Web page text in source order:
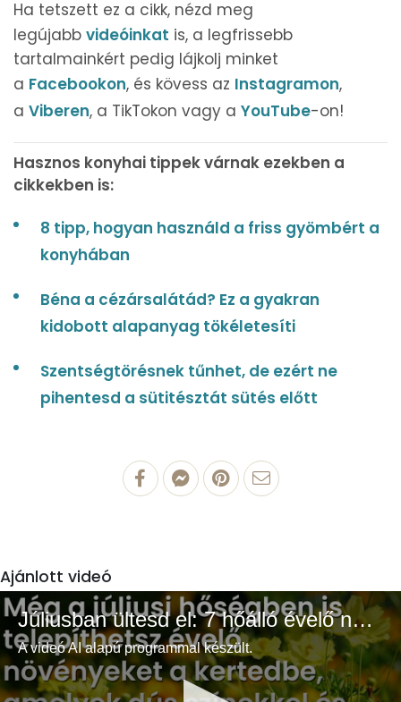
Ha tetszett ez a cikk, nézd meg
legújabb videóinkat is, a legfrissebb
tartalmainkért pedig lájkolj minket
a Facebookon, és kövess az Instagramon,
a Viberen, a TikTokon vagy a YouTube-on!
Hasznos konyhai tippek várnak ezekben a
cikkekben is:
8 tipp, hogyan használd a friss gyömbért a
konyhában
Béna a cézársalátád? Ez a gyakran
kidobott alapanyag tökéletesíti
Szentségtörésnek tűnhet, de ezért ne
pihentesd a sütitésztát sütés előtt
Ajánlott videó
Júliusban ültesd el: 7 hőálló évelő növény a színes és buja kertért
A videó AI alapú programmal készült.